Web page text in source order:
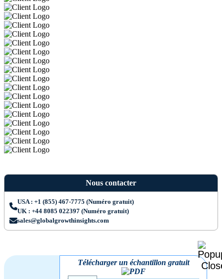
Nous contacter
USA : +1 (855) 467-7775 (Numéro gratuit)
UK : +44 8085 022397 (Numéro gratuit)
sales@globalgrowthinsights.com
Télécharger un échantillon gratuit